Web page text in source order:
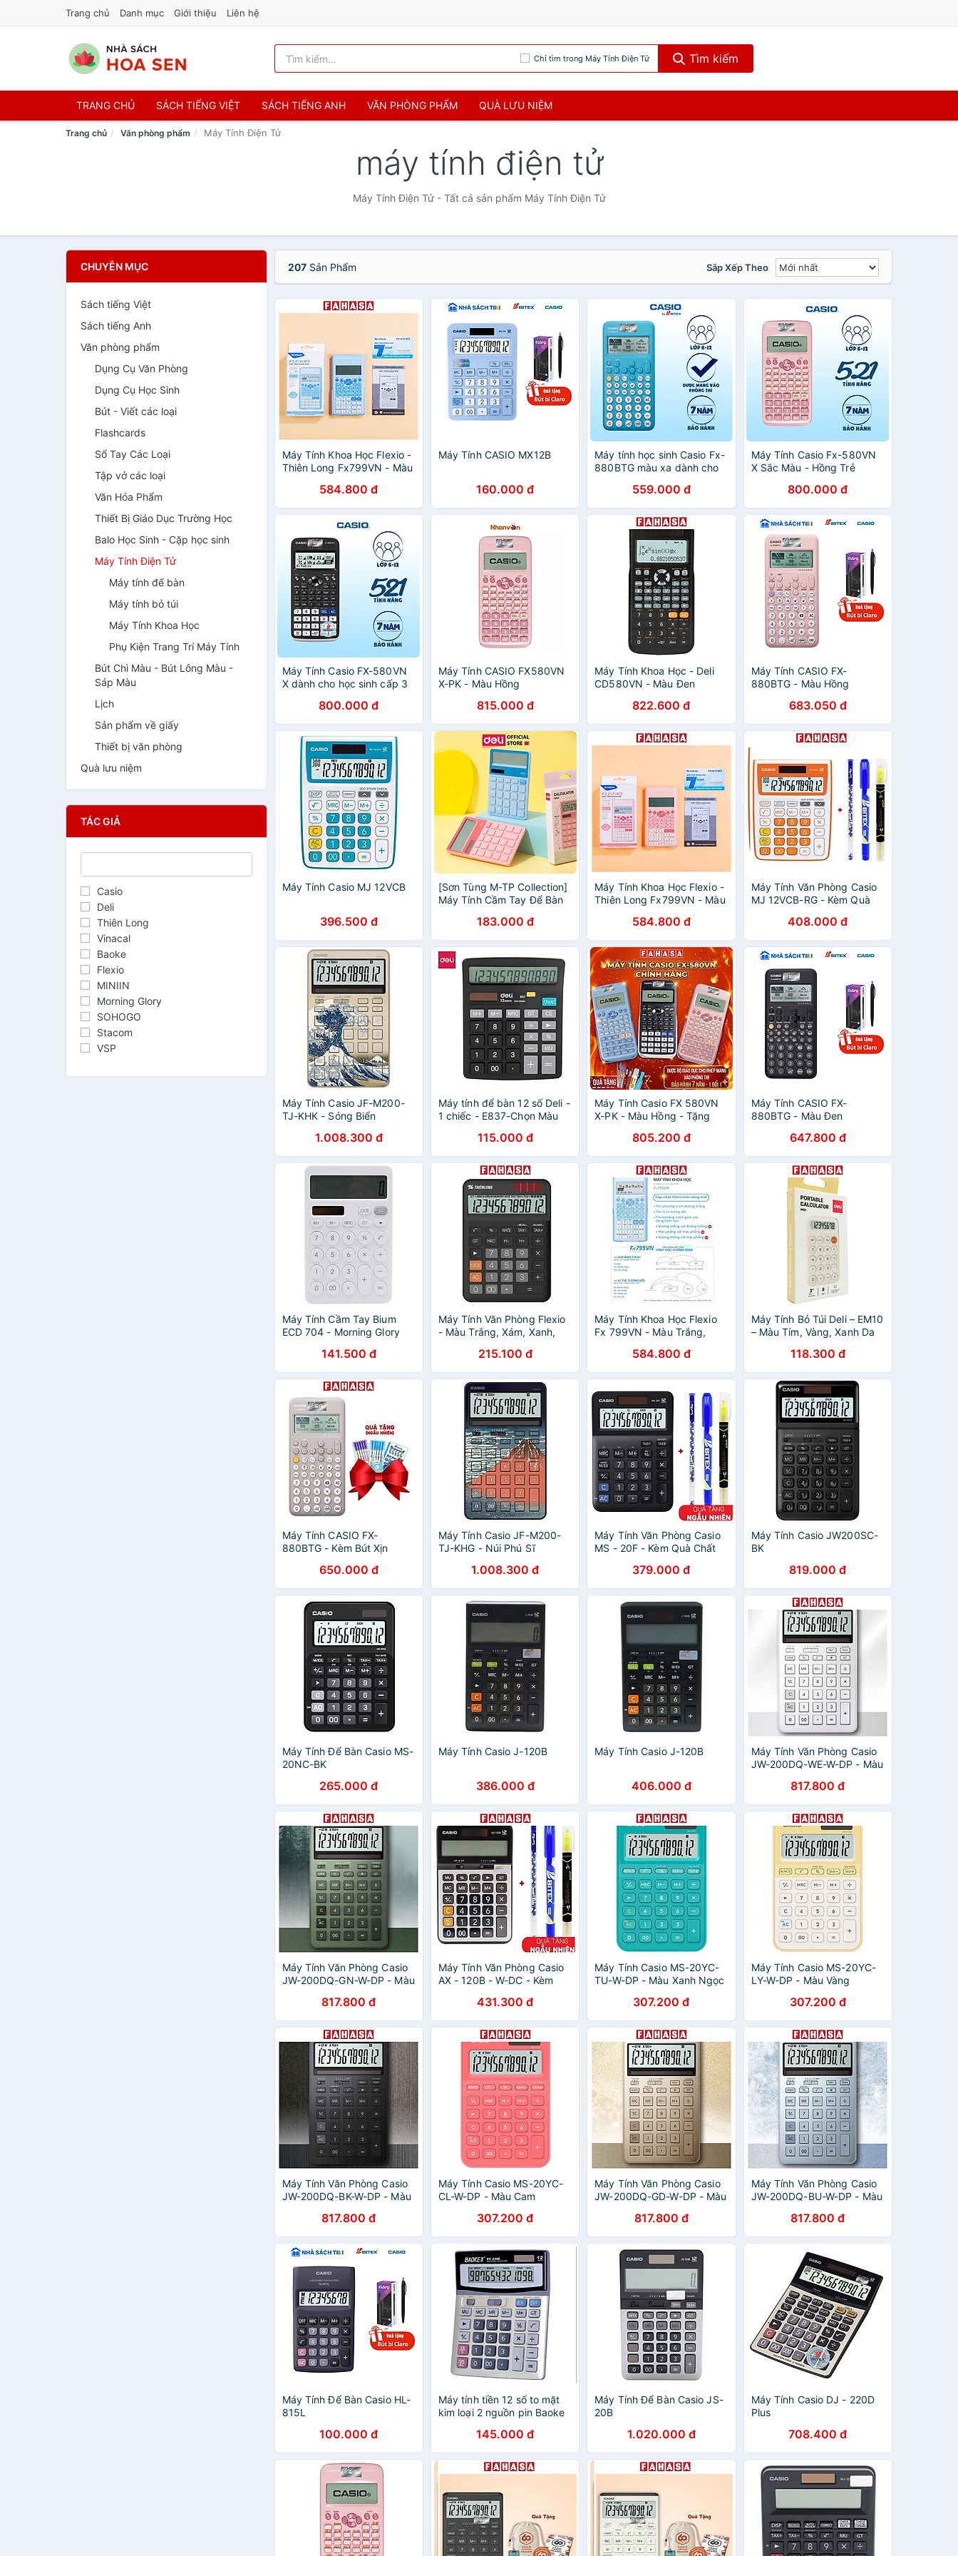
Trang chủ Danh mục Giới thiệu Liên hệ
Chỉ tìm trong Máy Tính Điện Tử Tìm kiếm
TRANG CHỦ SÁCH TIẾNG VIỆT SÁCH TIẾNG ANH VĂN PHÒNG PHẨM QUÀ LƯU NIỆM
Trang chủ Văn phòng phẩm Máy Tính Điện Tử
máy tính điện tử
Máy Tính Điện Tử - Tất cả sản phẩm Máy Tính Điện Tử
CHUYÊN MỤC
Sách tiếng Việt
Sách tiếng Anh
Văn phòng phẩm
Dụng Cụ Văn Phòng
Dụng Cụ Học Sinh
Bút - Viết các loại
Flashcards
Sổ Tay Các Loại
Tập vở các loại
Văn Hóa Phẩm
Thiết Bị Giáo Dục Trường Học
Balo Học Sinh - Cặp học sinh
Máy Tính Điện Tử
Máy tính để bàn
Máy tính bỏ túi
Máy Tính Khoa Học
Phụ Kiện Trang Trí Máy Tính
Bút Chì Màu - Bút Lông Màu -
Sáp Màu
Lịch
Sản phẩm về giấy
Thiết bị văn phòng
Quà lưu niệm
TÁC GIẢ
Casio
Deli
Thiên Long
Vinacal
Baoke
Flexio
MINIIN
Morning Glory
SOHOGO
Stacom
VSP
207Sản Phẩm Sắp Xếp Theo
Máy Tính Khoa Học Flexio -
Thiên Long Fx799VN - Màu
584.800 đ
Máy Tính CASIO MX12B
160.000 đ
Máy tính học sinh Casio Fx-
880BTG màu xa dành cho
đến lớp 12 chuyên dụng
mang vào phòng thinh
559.000 đ
Máy Tính Casio Fx-580VN
X Sắc Màu - Hồng Trẻ
800.000 đ
Máy Tính Casio FX-580VN
X dành cho học sinh cấp 3
phòng thi dành cho thi đại
học và chuyển cấp
800.000 đ
Máy Tính CASIO FX580VN
X-PK - Màu Hồng
815.000 đ
Máy Tính Khoa Học - Deli
CD580VN - Màu Đen
822.600 đ
Máy Tính CASIO FX-
880BTG - Màu Hồng
683.050 đ
Máy Tính Casio MJ 12VCB
396.500 đ
[Sơn Tùng M-TP Collection]
Máy Tính Cầm Tay Để Bàn
Mặt Trời Màn Hình Cao Cấp
BST Limited Giới Hạn - Phù
Hợp Học Sinh Văn Phòng -
CM042
183.000 đ
Máy Tính Khoa Học Flexio -
Thiên Long Fx799VN - Màu
584.800 đ
Máy Tính Văn Phòng Casio
MJ 12VCB-RG - Kèm Quà
408.000 đ
Máy Tính Casio JF-M200-
TJ-KHK - Sóng Biển
1.008.300 đ
Máy tính để bàn 12 số Deli -
1 chiếc - E837-Chọn Màu
115.000 đ
Máy Tính Casio FX 580VN
X-PK - Màu Hồng - Tặng
(2 Mực Tím + 1 Mực Xanh)
805.200 đ
Máy Tính CASIO FX-
880BTG - Màu Đen
647.800 đ
Máy Tính Cầm Tay Bium
ECD 704 - Morning Glory
141.500 đ
Máy Tính Văn Phòng Flexio
- Màu Trắng, Xám, Xanh,
215.100 đ
Máy Tính Khoa Học Flexio
Fx 799VN - Màu Trắng,
584.800 đ
Máy Tính Bỏ Túi Deli – EM10
– Màu Tím, Vàng, Xanh Da
118.300 đ
Máy Tính CASIO FX-
880BTG - Kèm Bút Xịn
650.000 đ
Máy Tính Casio JF-M200-
TJ-KHG - Núi Phú Sĩ
1.008.300 đ
Máy Tính Văn Phòng Casio
MS - 20F - Kèm Quà Chất
379.000 đ
Máy Tính Casio JW200SC-
BK
819.000 đ
Máy Tính Để Bàn Casio MS-
20NC-BK
265.000 đ
Máy Tính Casio J-120B
386.000 đ
Máy Tính Casio J-120B
406.000 đ
Máy Tính Văn Phòng Casio
JW-200DQ-WE-W-DP - Màu
817.800 đ
Máy Tính Văn Phòng Casio
JW-200DQ-GN-W-DP - Màu
817.800 đ
Máy Tính Văn Phòng Casio
AX - 120B - W-DC - Kèm
431.300 đ
Máy Tính Casio MS-20YC-
TU-W-DP - Màu Xanh Ngọc
307.200 đ
Máy Tính Casio MS-20YC-
LY-W-DP - Màu Vàng
307.200 đ
Máy Tính Văn Phòng Casio
JW-200DQ-BK-W-DP - Màu
817.800 đ
Máy Tính Casio MS-20YC-
CL-W-DP - Màu Cam
307.200 đ
Máy Tính Văn Phòng Casio
JW-200DQ-GD-W-DP - Màu
817.800 đ
Máy Tính Văn Phòng Casio
JW-200DQ-BU-W-DP - Màu
817.800 đ
Máy Tính Để Bàn Casio HL-
815L
100.000 đ
Máy tính tiền 12 số to mặt
kim loại 2 nguồn pin Baoke
145.000 đ
Máy Tính Để Bàn Casio JS-
20B
1.020.000 đ
Máy Tính Casio DJ - 220D
Plus
708.400 đ